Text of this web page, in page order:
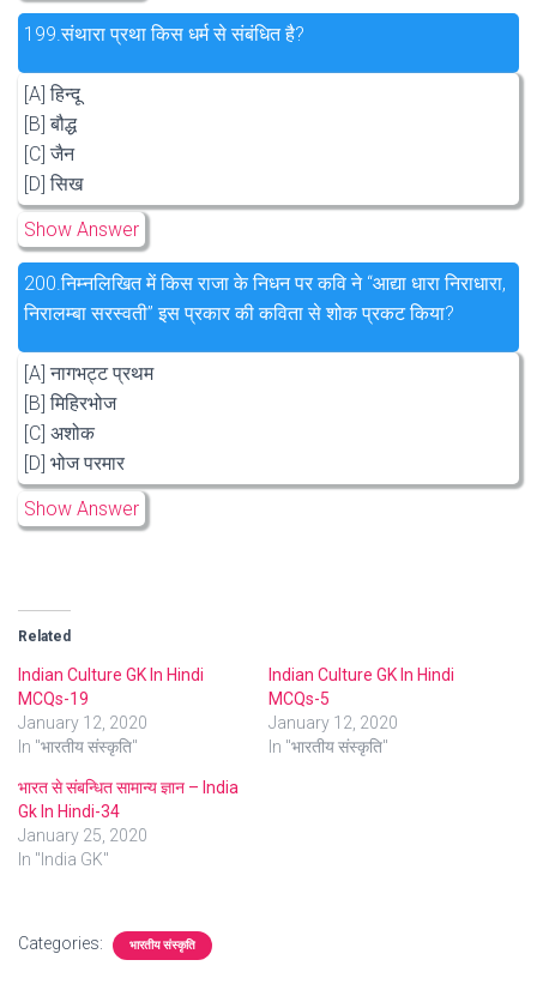
199.संथारा प्रथा किस धर्म से संबंधित है?
[A] हिन्दू
[B] बौद्ध
[C] जैन
[D] सिख
Show Answer
200.निम्नलिखित में किस राजा के निधन पर कवि ने “आद्या धारा निराधारा,
निरालम्बा सरस्वती” इस प्रकार की कविता से शोक प्रकट किया?
[A] नागभट्ट प्रथम
[B] मिहिरभोज
[C] अशोक
[D] भोज परमार
Show Answer
Related
Indian Culture GK In Hindi
MCQs-19
January 12, 2020
In "भारतीय संस्कृति"
Indian Culture GK In Hindi
MCQs-5
January 12, 2020
In "भारतीय संस्कृति"
भारत से संबन्धित सामान्य ज्ञान – India
Gk In Hindi-34
January 25, 2020
In "India GK"
Categories: भारतीय संस्कृति